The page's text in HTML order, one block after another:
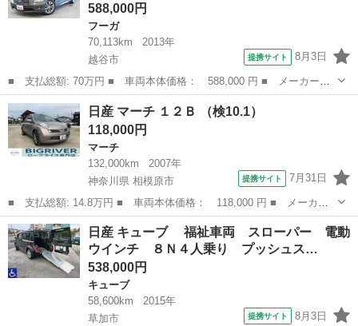
588,000円
フーガ
70,113km
2013年
越谷市
提携サイト 8月3日
■ 支払総額: 70万円 ■ 車両本体価格： 588,000 円 ■ メーカー
名： 日産 ■ 車種名： フーガ ■ グレード名： ２５０ＧＴ 電
動メモリーシート／クルーズコントロール／スマートキー／ＥＴＣ／
横滑り防止装置／...
埼玉 越谷市 フーガ
日産 マーチ １２Ｂ （検10.1）
118,000円
マーチ
132,000km
2007年
神奈川県 相模原市
提携サイト 7月31日
■ 支払総額: 14.8万円 ■ 車両本体価格： 118,000 円 ■ メーカー
名： 日産 ■ 車種名： マーチ ■ グレード名： １２Ｂ ■ 排気
量： 1200cc ■ ドア枚数： 5D ■ ミッション： AT4速 ■...
神奈川 相模原市 マーチ
日産 キューブ 福祉車両 スローパー 電動
ウインチ ８Ｎ４人乗り プッシュス…
538,000円
キューブ
58,600km
2015年
草加市
提携サイト 8月3日